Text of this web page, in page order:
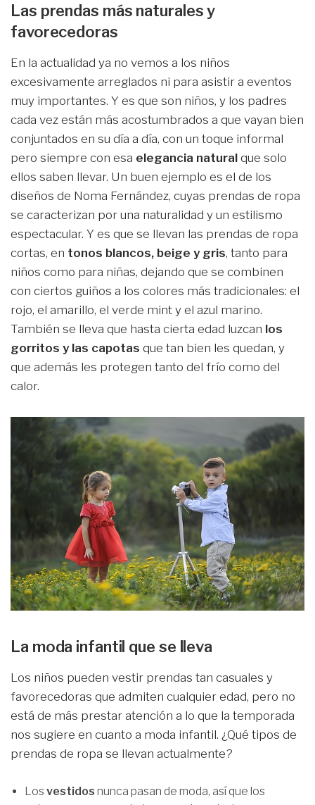
Las prendas más naturales y
favorecedoras
En la actualidad ya no vemos a los niños
excesivamente arreglados ni para asistir a eventos
muy importantes. Y es que son niños, y los padres
cada vez están más acostumbrados a que vayan bien
conjuntados en su día a día, con un toque informal
pero siempre con esa elegancia natural que solo
ellos saben llevar. Un buen ejemplo es el de los
diseños de Noma Fernández, cuyas prendas de ropa
se caracterizan por una naturalidad y un estilismo
espectacular. Y es que se llevan las prendas de ropa
cortas, en tonos blancos, beige y gris, tanto para
niños como para niñas, dejando que se combinen
con ciertos guiños a los colores más tradicionales: el
rojo, el amarillo, el verde mint y el azul marino.
También se lleva que hasta cierta edad luzcan los
gorritos y las capotas que tan bien les quedan, y
que además les protegen tanto del frío como del
calor.
La moda infantil que se lleva
Los niños pueden vestir prendas tan casuales y
favorecedoras que admiten cualquier edad, pero no
está de más prestar atención a lo que la temporada
nos sugiere en cuanto a moda infantil. ¿Qué tipos de
prendas de ropa se llevan actualmente?
Los vestidos nunca pasan de moda, así que los